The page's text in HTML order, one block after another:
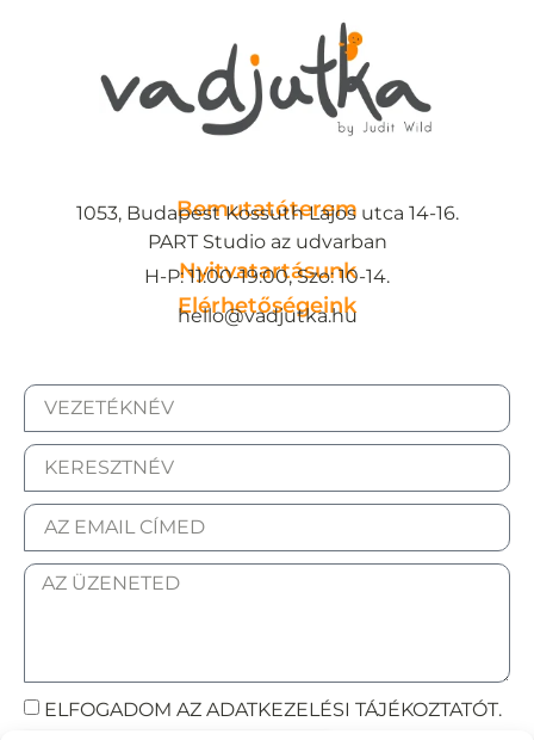
Bemutatóterem
1053, Budapest Kossuth Lajos utca 14-16.
PART Studio az udvarban
Nyitvatartásunk
H-P: 11:00-19:00, Szo: 10-14.
Elérhetőségeink
hello@vadjutka.hu
ELFOGADOM AZ ADATKEZELÉSI TÁJÉKOZTATÓT.